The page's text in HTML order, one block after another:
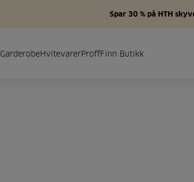
Spar 30 % på HTH
GarderobeHvitevarerProffFinn Butikk